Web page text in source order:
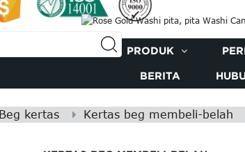
PRODUK
BERITA
Beg kertas Kertas beg membeli-belah